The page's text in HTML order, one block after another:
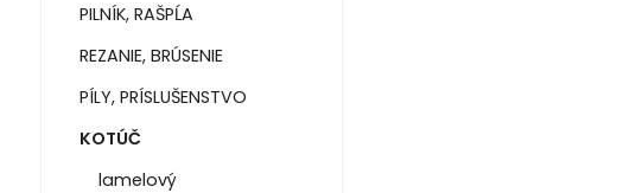
PILNÍK, RAŠPĹA
REZANIE, BRÚSENIE
PÍLY, PRÍSLUŠENSTVO
KOTÚČ
lamelový